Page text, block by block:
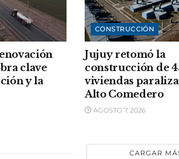
clave
y la
CONSTRUCCIÓN
Jujuy retomó la
construcción de
viviendas
Alto Comedero
AGOSTO 7, 2026
CARGAR